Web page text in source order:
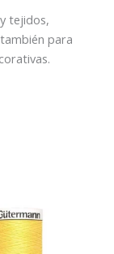
tejidos,
para